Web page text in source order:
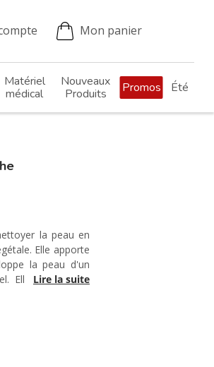
Mon panier
Matériel
médical
Nouveaux
Produits
Promos Été
la peau en
Elle apporte
la peau d'un
Elle est à base
Lire la suite